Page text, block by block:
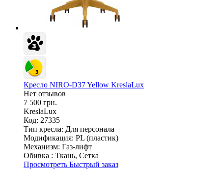
Кресло NIRO-D37 Yellow KreslaLux
Нет отзывов
7 500 грн.
KreslaLux
Код: 27335
Тип кресла: Для персонала
Модификация: PL (пластик)
Механизм: Газ-лифт
Обивка : Ткань, Сетка
Просмотреть Быстрый заказ